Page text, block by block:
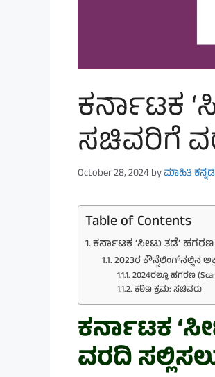
ಕರ್ನಾಟಕ
ಸಚಿವರಿಗೆ
October 28, 2024byಮಾಹಿತಿ ಕನ್ನಡ
Table of Contents
ಕರ್ನಾಟಕ ‘ಸೀಟು ತಡೆ’
2023ರ ಕೌನ್ಸೆಲಿಂಗ್‌ನಲ್ಲಿನ
2024ರಲ್ಲೂ ಹಗರಣ
ಕಠಿಣ ಕ್ರಮ: ಸಚಿವರು
ಕರ್ನಾಟಕ
ವರದಿ